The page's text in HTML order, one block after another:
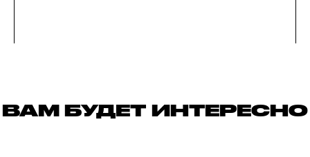
ВАМ БУДЕТ ИНТЕРЕСНО